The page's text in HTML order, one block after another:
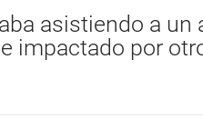
asistiendo a
impactado por